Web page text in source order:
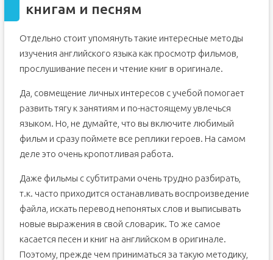
книгам и песням
Отдельно стоит упомянуть такие интересные методы
изучения английского языка как просмотр фильмов,
прослушивание песен и чтение книг в оригинале.
Да, совмещение личных интересов с учебой помогает
развить тягу к занятиям и по-настоящему увлечься
языком. Но, не думайте, что вы включите любимый
фильм и сразу поймете все реплики героев. На самом
деле это очень кропотливая работа.
Даже фильмы с субтитрами очень трудно разбирать,
т.к. часто приходится останавливать воспроизведение
файла, искать перевод непонятых слов и выписывать
новые выражения в свой словарик. То же самое
касается песен и книг на английском в оригинале.
Поэтому, прежде чем приниматься за такую методику,